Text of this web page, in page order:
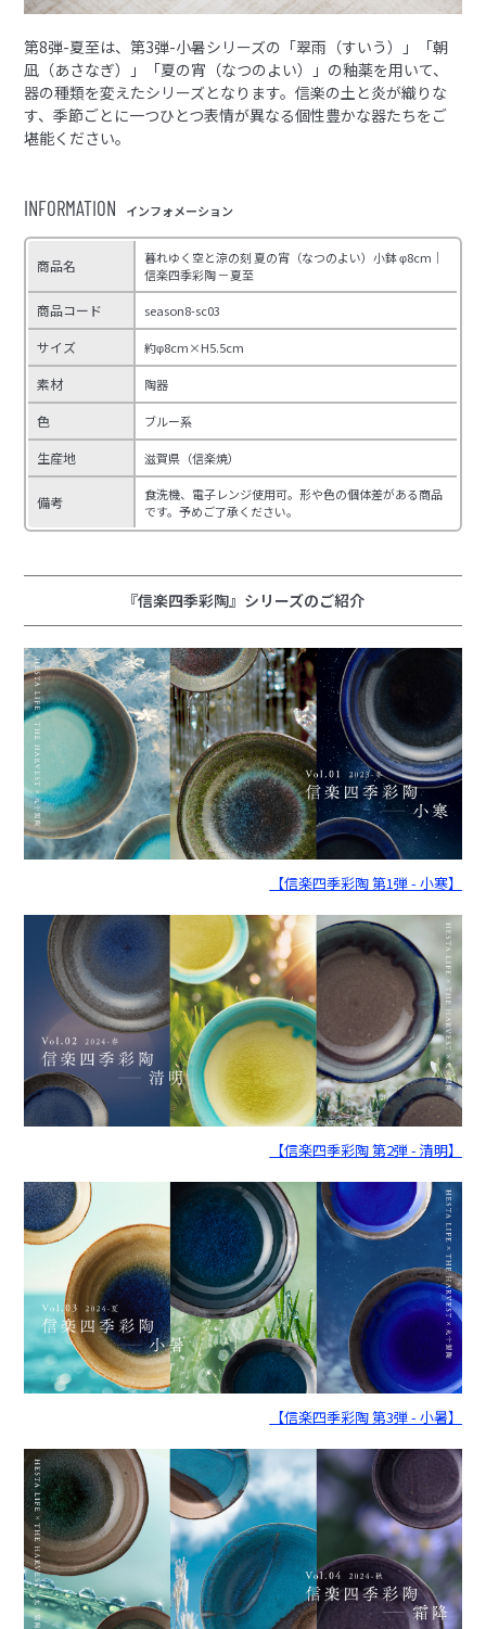
第8弾-夏至は、第3弾-小暑シリーズの「翠雨（すいう）」「朝
凪（あさなぎ）」「夏の宵（なつのよい）」の釉薬を用いて、
器の種類を変えたシリーズとなります。信楽の土と炎が織りな
す、季節ごとに一つひとつ表情が異なる個性豊かな器たちをご
堪能ください。
INFORMATION インフォメーション
商品名
暮れゆく空と涼の刻 夏の宵（なつのよい）小鉢 φ8cm｜
信楽四季彩陶 －夏至
商品コード season8-sc03
サイズ 約φ8cm×H5.5cm
素材 陶器
色 ブルー系
生産地 滋賀県（信楽焼）
備考
食洗機、電子レンジ使用可。形や色の個体差がある商品
です。予めご了承ください。
『信楽四季彩陶』シリーズのご紹介
【信楽四季彩陶 第1弾 - 小寒】
【信楽四季彩陶 第2弾 - 清明】
【信楽四季彩陶 第3弾 - 小暑】